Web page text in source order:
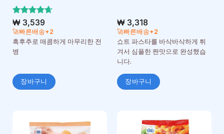
5 중에서
4.67로 평
가됨
₩3,539
🚀빠른배송+2
흑후추로 매콤하게 마무리한 전
병
장바구니
₩3,318
🚀빠른배송+2
쇼트 파스타를 바삭바삭하게 튀
겨서 심플한 짠맛으로 완성했습
니다.
장바구니